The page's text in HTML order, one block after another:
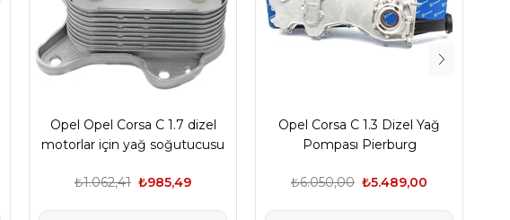
Opel Opel Corsa C 1.7 dizel
motorlar için yağ soğutucusu
₺985,49
₺1.062,41
Opel Corsa C 1.3 Dizel Yağ
Pompası Pierburg
₺5.489,00
₺6.050,00